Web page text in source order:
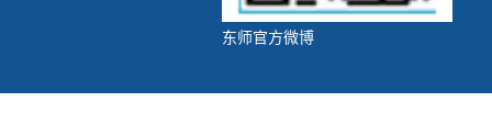
东师官方微博